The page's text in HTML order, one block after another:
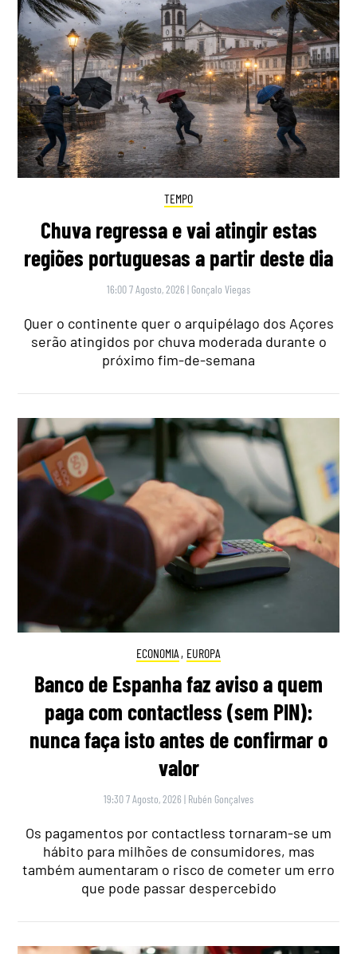
TEMPO
Chuva regressa e vai atingir estas
regiões portuguesas a partir deste dia
16:00 7 Agosto, 2026 | Gonçalo Viegas
Quer o continente quer o arquipélago dos Açores
serão atingidos por chuva moderada durante o
próximo fim-de-semana
ECONOMIA , EUROPA
Banco de Espanha faz aviso a quem
paga com contactless (sem PIN):
nunca faça isto antes de confirmar o
valor
19:30 7 Agosto, 2026 | Rubén Gonçalves
Os pagamentos por contactless tornaram-se um
hábito para milhões de consumidores, mas
também aumentaram o risco de cometer um erro
que pode passar despercebido